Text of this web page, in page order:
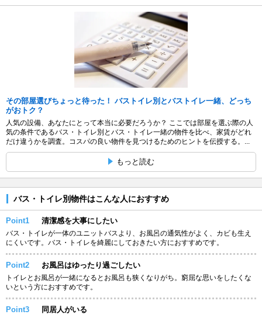
その部屋選びちょっと待った！ バストイレ別とバストイレ一緒、どっち
がおトク？
人気の設備、あなたにとって本当に必要だろうか？ ここでは部屋を選ぶ際の人
気の条件であるバス・トイレ別とバス・トイレ一緒の物件を比べ、家賃がどれ
だけ違うかを調査。コスパの良い物件を見つけるためのヒントを伝授する。...
もっと読む
バス・トイレ別物件はこんな人におすすめ
Point1 清潔感を大事にしたい
バス・トイレが一体のユニットバスより、お風呂の通気性がよく、カビも生え
にくいです。バス・トイレを綺麗にしておきたい方におすすめです。
Point2 お風呂はゆったり過ごしたい
トイレとお風呂が一緒になるとお風呂も狭くなりがち。窮屈な思いをしたくな
いという方におすすめです。
Point3 同居人がいる